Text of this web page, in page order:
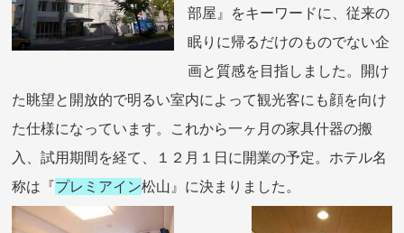
部屋』をキーワードに、従来の
眠りに帰るだけのものでない企
画と質感を目指しました。開け
た眺望と開放的で明るい室内によって観光客にも顔を向け
た仕様になっています。これから一ヶ月の家具什器の搬
入、試用期間を経て、１２月１日に開業の予定。ホテル名
称は『プレミアイン松山』に決まりました。